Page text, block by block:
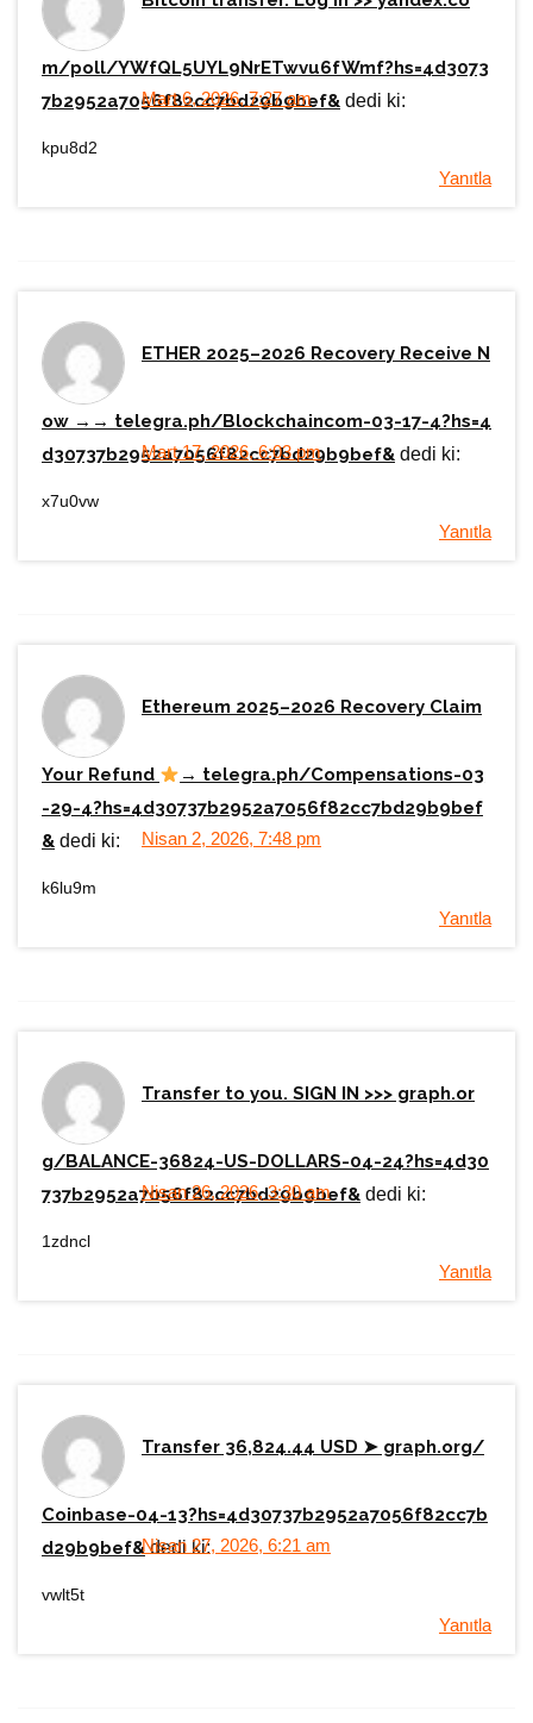
m/poll/YWfQL5UYL9NrETwvu6fWmf?hs=4d3073
7b2952a7056f82cc7bd29b9bef& dedi ki:
Mart 6, 2026, 7:27 am
kpu8d2
Yanıtla
ETHER 2025–2026 Recovery Receive N
ow →→ telegra.ph/Blockchaincom-03-17-4?hs=4
d30737b2952a7056f82cc7bd29b9bef& dedi ki:
Mart 17, 2026, 6:03 pm
x7u0vw
Yanıtla
Ethereum 2025–2026 Recovery Claim
Your Refund
→ telegra.ph/Compensations-03
-29-4?hs=4d30737b2952a7056f82cc7bd29b9bef
& dedi ki: Nisan 2, 2026, 7:48 pm
k6lu9m
Yanıtla
Transfer to you. SIGN IN >>> graph.or
g/BALANCE-36824-US-DOLLARS-04-24?hs=4d30
737b2952a7056f82cc7bd29b9bef& dedi ki:
Nisan 26, 2026, 3:30 am
1zdncl
Yanıtla
Transfer 36,824.44 USD ➤ graph.org/
Coinbase-04-13?hs=4d30737b2952a7056f82cc7b
d29b9bef& dedi ki:
Nisan 27, 2026, 6:21 am
vwlt5t
Yanıtla